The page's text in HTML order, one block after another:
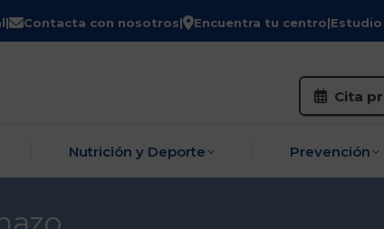
| Contacta con nosotros| Encuentra tu centro|Estudio
Cita
Nutrición y Deporte Prevención
Nutrición y Deporte